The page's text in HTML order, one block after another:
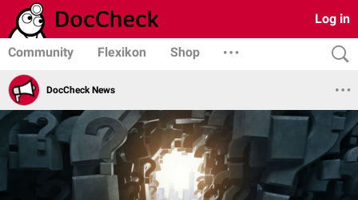
Log in
Community Flexikon Shop
DocCheck News